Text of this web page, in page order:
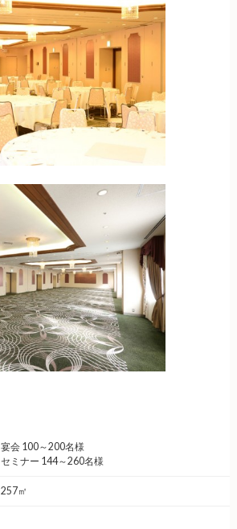
宴会 100～200名様
セミナー 144～260名様
257㎡